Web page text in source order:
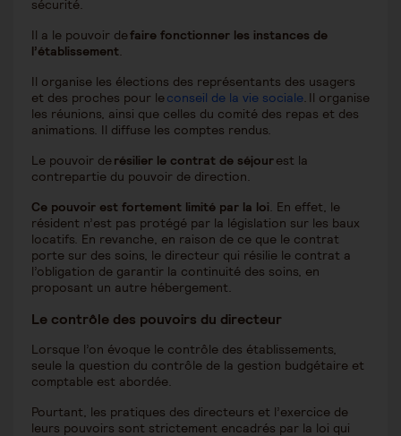
sécurité.
Il a le pouvoir defaire fonctionner les instances de
l’établissement.
Il organise les élections des représentants des usagers
et des proches pour leconseil de la vie sociale. Il organise
les réunions, ainsi que celles du comité des repas et des
animations. Il diffuse les comptes rendus.
Le pouvoir derésilier le contrat de séjourest la
contrepartie du pouvoir de direction.
Ce pouvoir est fortement limité par la loi. En effet, le
résident n’est pas protégé par la législation sur les baux
locatifs. En revanche, en raison de ce que le contrat
porte sur des soins, le directeur qui résilie le contrat a
l’obligation de garantir la continuité des soins, en
proposant un autre hébergement.
Le contrôle des pouvoirs du directeur
Lorsque l’on évoque le contrôle des établissements,
seule la question du contrôle de la gestion budgétaire et
comptable est abordée.
Pourtant, les pratiques des directeurs et l’exercice de
leurs pouvoirs sont strictement encadrés par la loi qui